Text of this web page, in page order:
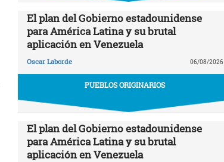
El plan del Gobierno estadounidense
para América Latina y su brutal
aplicación en Venezuela
Oscar Laborde 06/08/2026
PUEBLOS ORIGINARIOS
El plan del Gobierno estadounidense
para América Latina y su brutal
aplicación en Venezuela